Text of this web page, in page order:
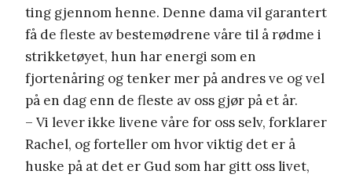
ting gjennom henne. Denne dama vil garantert
få de fleste av bestemødrene våre til å rødme i
strikketøyet, hun har energi som en
fjortenåring og tenker mer på andres ve og vel
på en dag enn de fleste av oss gjør på et år.
– Vi lever ikke livene våre for oss selv, forklarer
Rachel, og forteller om hvor viktig det er å
huske på at det er Gud som har gitt oss livet,